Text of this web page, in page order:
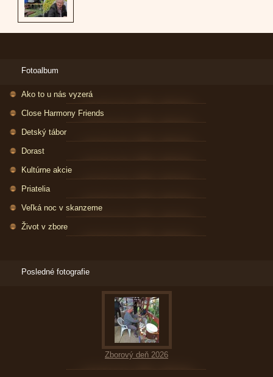
Fotoalbum
Ako to u nás vyzerá
Close Harmony Friends
Detský tábor
Dorast
Kultúrne akcie
Priatelia
Veľká noc v skanzeme
Život v zbore
Posledné fotografie
Zborový deň 2026